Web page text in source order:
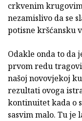
crkvenim
nezamislivo da se
potisne kršćansku
Odakle onda to da
prvom redu
našoj novovjekoj
rezultati ovoga
kontinuitet kada o
sasvim malo. Tu je